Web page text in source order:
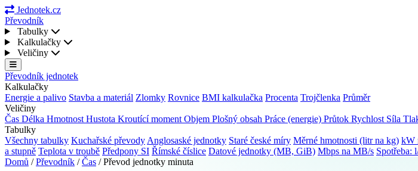
Jednotek.cz
Převodník
Tabulky
Kalkulačky
Veličiny
Převodník jednotek
Kalkulačky
Energie a palivo Stavba a materiál Zlomky Rovnice BMI kalkulačka Procenta Trojčlenka Průměr
Veličiny
Čas Délka Hmotnost Hustota Kroutící moment Objem Plošný obsah Práce (energie) Průtok Rychlost Síla
Tabulky
Všechny tabulky Kuchařské převody Anglosaské jednotky Staré české míry Měrné hmotnosti (litr na kg) kW
a stupně Teplota v troubě Předpony SI Římské číslice Datové jednotky (MB, GiB) Mbps na MB/s Spotřeba:
Domů / Převodník / Čas / Převod jednotky minuta